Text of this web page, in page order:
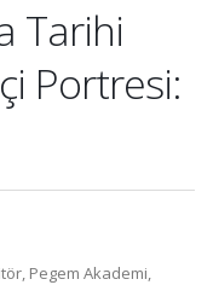
Tarihi
Portresi:
Pegem Akademi,